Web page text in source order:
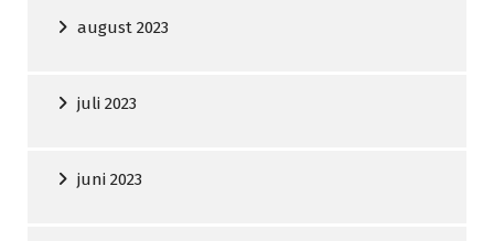
august 2023
juli 2023
juni 2023